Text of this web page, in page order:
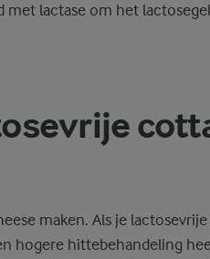
met lactase om het
maken. Als je
hogere hittebehandeling